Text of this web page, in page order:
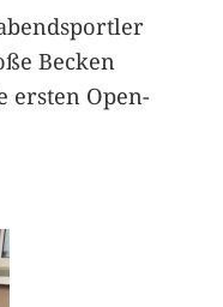
Becken
ersten Open-